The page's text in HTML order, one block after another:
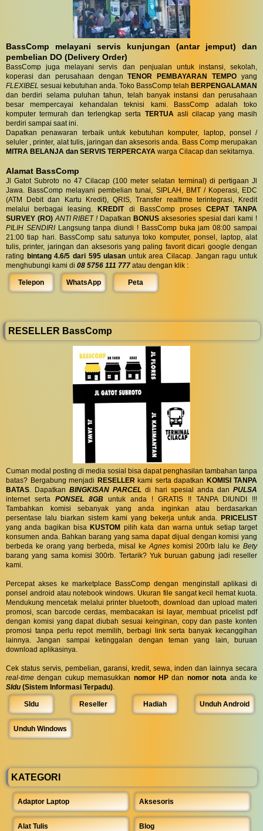
BassComp melayani servis kunjungan (antar jemput) dan
pembelian DO (Delivery Order)
BassComp juga melayani servis dan penjualan untuk instansi, sekolah,
koperasi dan perusahaan denganTENOR PEMBAYARAN TEMPO yang
FLEXIBEL sesuai kebutuhan anda. Toko BassComp telah BERPENGALAMAN
dan berdiri selama puluhan tahun, telah banyak instansi dan perusahaan
besar mempercayai kehandalan teknisi kami. BassComp adalah toko
komputer termurah dan terlengkap serta TERTUAasli cilacap yang masih
berdiri sampai saat ini.
Dapatkan penawaran terbaik untuk kebutuhan komputer, laptop, ponsel /
seluler , printer, alat tulis, jaringan dan aksesoris anda. Bass Comp merupakan
MITRA BELANJA dan SERVIS TERPERCAYA warga Cilacap dan sekitarnya.
Alamat BassComp
Jl Gatot Subroto no 47 Cilacap (100 meter selatan terminal) di pertigaan Jl
Jawa. BassComp melayani pembelian tunai, SIPLAH, BMT / Koperasi, EDC
(ATM Debit dan Kartu Kredit), QRIS, Transfer realtime terintegrasi, Kredit
melalui berbagai leasing.
KREDITdi BassComp proses CEPAT TANPA
SURVEY (RO) ANTI RIBET !Dapatkan BONUSaksesories spesial dari kami !
PILIH SENDIRILangsung tanpa diundi ! BassComp buka jam 08:00 sampai
21:00 tiap hari. BassComp satu satunya toko komputer, ponsel, laptop, alat
tulis, printer, jaringan dan aksesoris yang paling favorit dicari google dengan
rating bintang 4.6/5 dari 595 ulasan untuk area Cilacap. Jangan ragu untuk
menghubungi kami di 08 5756 111 777 atau dengan klik :
Telepon WhatsApp Peta
RESELLER BassComp
Cuman modal posting di media sosial bisa dapat penghasilan tambahan tanpa
batas? Bergabung menjadi RESELLERkami serta dapatkan KOMISI TANPA
BATAS. DapatkanBINGKISAN PARCEL di hari spesial anda danPULSA
internet serta PONSEL 8GB untuk anda ! GRATIS !! TANPA DIUNDI !!!
Tambahkan komisi sebanyak yang anda inginkan atau berdasarkan
persentase lalu biarkan sistem kami yang bekerja untuk anda. PRICELIST
yang anda bagikan bisa KUSTOM pilih kata dan warna untuk setiap target
konsumen anda. Bahkan barang yang sama dapat dijual dengan komisi yang
berbeda ke orang yang berbeda, misal keAgnes komisi 200rb lalu ke Bety
barang yang sama komisi 300rb. Tertarik? Yuk buruan gabung jadi reseller
kami.
Percepat akses ke marketplace BassComp dengan menginstall aplikasi di
ponsel android atau notebook windows. Ukuran file sangat kecil hemat kuota.
Mendukung mencetak melalui printer bluetooth, download dan upload materi
promosi, scan barcode cerdas, membacakan isi layar, membuat pricelist pdf
dengan komisi yang dapat diubah sesuai keinginan, copy dan paste konten
promosi tanpa perlu repot memilih, berbagi link serta banyak kecanggihan
lainnya. Jangan sampai ketinggalan dengan teman yang lain, buruan
download aplikasinya.
Cek status servis, pembelian, garansi, kredit, sewa, inden dan lainnya secara
real-time dengan cukup memasukkan nomor HP dan nomor nota anda ke
SIdu (Sistem Informasi Terpadu).
SIdu Reseller Hadiah Unduh Android
Unduh Windows
KATEGORI
Adaptor Laptop Aksesoris
Alat Tulis Blog